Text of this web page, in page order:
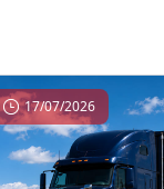
17/07/2026